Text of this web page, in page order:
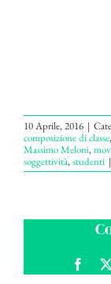
10 Aprile, 2016 |
composizione di classe,
Massimo Meloni,
soggettività,studenti |